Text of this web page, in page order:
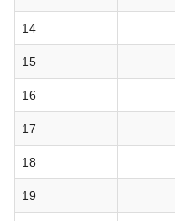
14
15
16
17
18
19